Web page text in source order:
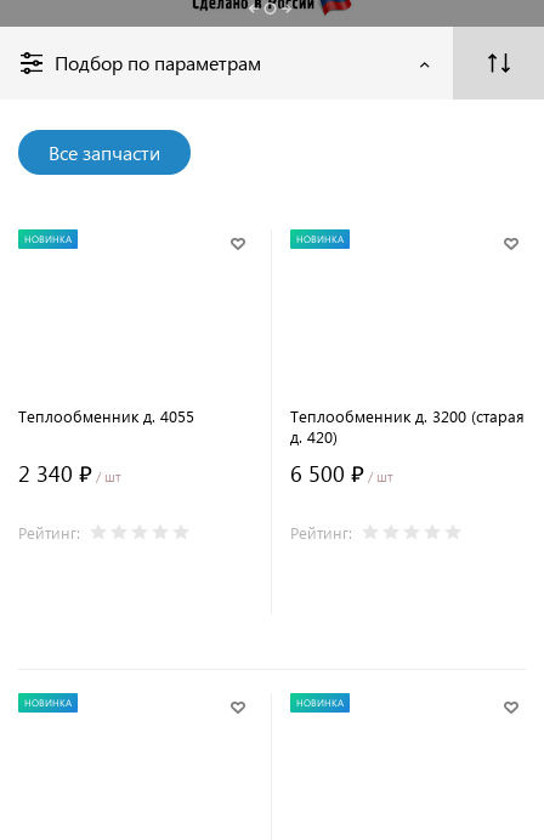
Подбор по параметрам
Все запчасти
НОВИНКА
Теплообменник д. 4055
2 340 ₽ / шт
Рейтинг:
НОВИНКА
Теплообменник д. 3200 (старая
д. 420)
6 500 ₽ / шт
Рейтинг:
НОВИНКА НОВИНКА